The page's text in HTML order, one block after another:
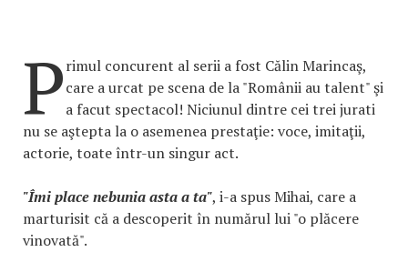
Primul concurent al serii a fost Călin Marincaş,
care a urcat pe scena de la "Românii au talent" şi
a facut spectacol! Niciunul dintre cei trei jurati
nu se aştepta la o asemenea prestaţie: voce, imitaţii,
actorie, toate într-un singur act.
"Îmi place nebunia asta a ta", i-a spus Mihai, care a
marturisit că a descoperit în numărul lui "o plăcere
vinovată".